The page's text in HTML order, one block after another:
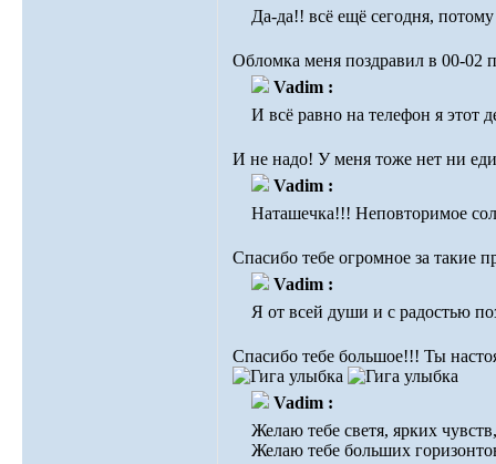
Да-да!! всё ещё сегодня,
Обломка меня поздравил в 00-
Vadim :
И всё равно на телефон я этот
И не надо! У меня тоже нет ни
Vadim :
Наташечка!!! Неповторимое
Спасибо тебе огромное за такие
Vadim :
Я от всей души и с радостью
Спасибо тебе большое!!! Ты
Vadim :
Желаю тебе светя, ярких
Желаю тебе больших